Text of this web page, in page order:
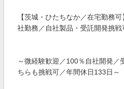
【茨城・ひたちなか／在宅勤務
社勤務／自社製品・受託開発挑戦
～微経験歓迎／100％自社開発／
ちらも挑戦可／年間休日133日～